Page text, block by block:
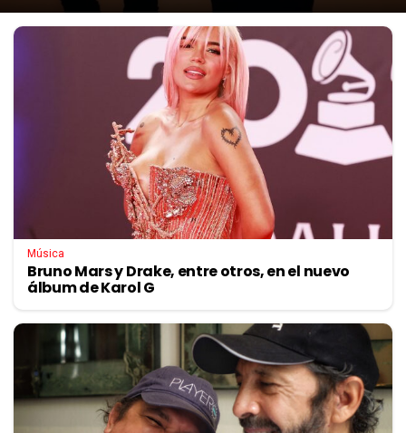
Música
Bruno Mars y Drake, entre otros, en el nuevo
álbum de Karol G